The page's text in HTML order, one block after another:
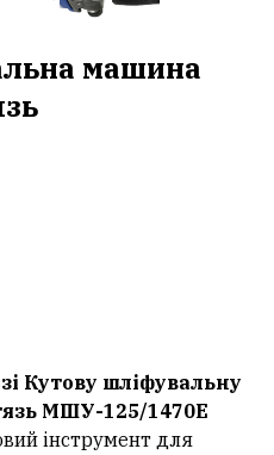
машина
Кутову шліфувальну
МШУ-125/1470Е
інструмент для